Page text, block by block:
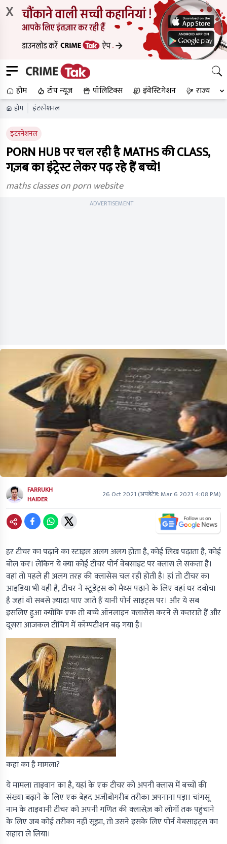
X
होम टॉप न्यूज पॉलिटिक्स इंवेस्टिगेशन राज्य
होम इंटरनेशनल
इंटरनेशनल
PORN HUB पर चल रही है MATHS की CLASS,
गज़ब का इंट्रेस्ट लेकर पढ़ रहे हैं बच्चे!
maths classes on porn website
ADVERTISEMENT
FARRUKH
HAIDER
26 Oct 2021(अपडेटेड:Mar 6 2023 4:08 PM)
हर टीचर का पढ़ाने का स्टाइल अलग अलग होता है, कोई लिख पढ़ाता है, कोई
बोल कर। लेकिन ये क्या कोई टीचर पोर्न वेबसाइट पर क्लास ले सकता है।
वहां तो पहले ही अलग तरह की क्लासेस चल रही होती है। हां तो टीचर का
आइडिया भी यही है, टीचर ने स्टूडेंट्स को मैथ्स पढ़ाने के लिए वहां धर दबोचा
है जहां वो सबसे ज़्यादा पाए जाते हैं यानी पोर्न साइट्स पर। और ये सब
इसलिए हुआ क्योंकि एक तो बच्चे ऑनलाइन क्लासेस करने से कतराते हैं और
दूसरा आजकल टीचिंग में कॉम्पटीशन बढ़ गया है।
कहां का है मामला?
ये मामला ताइवान का है, यहां के एक टीचर को अपनी क्लास में बच्चों की
संख्या बढ़ाने के लिए एक बेहद अजीबोगरीब तरीका अपनाना पड़ा। चांगसू
नाम के ताइवानी टीचर को अपनी गणित की क्लासेज़ को लोगों तक पहुंचाने
के लिए जब कोई तरीका नहीं सूझा, तो उसने इसके लिए पोर्न वेबसाइट्स का
सहारा ले लिया।